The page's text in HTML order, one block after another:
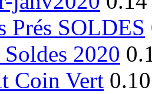
Prés SOLDES
2020
Coin Vert